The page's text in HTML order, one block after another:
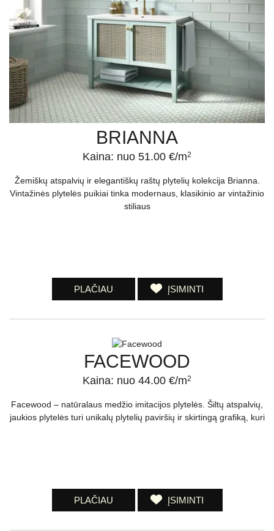
BRIANNA
Kaina: nuo 51.00 €/m2
Žemiškų atspalvių ir elegantiškų raštų plytelių kolekcija Brianna.
Vintažinės plytelės puikiai tinka modernaus, klasikinio ar vintažinio
stiliaus
PLAČIAU ĮSIMINTI
FACEWOOD
Kaina: nuo 44.00 €/m2
Facewood – natūralaus medžio imitacijos plytelės. Šiltų atspalvių,
jaukios plytelės turi unikalų plytelių paviršių ir skirtingą grafiką, kuri
PLAČIAU ĮSIMINTI